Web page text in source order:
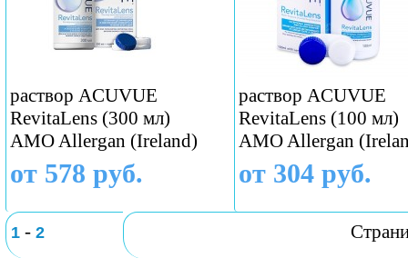
раствор ACUVUE
RevitaLens (300 мл)
AMO Allergan (Ireland)
от 578 руб.
раствор ACUVUE
RevitaLens (100 мл)
AMO Allergan
от 304 руб.
1 - 2